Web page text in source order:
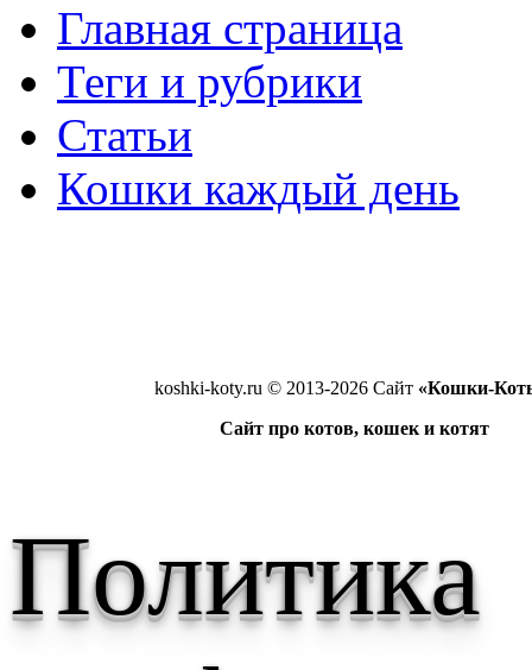
Главная страница
Теги и рубрики
Статьи
Кошки каждый день
koshki-koty.ru © 2013-2026 Сайт «Кошки-
Сайт про котов, кошек и котят
Политика